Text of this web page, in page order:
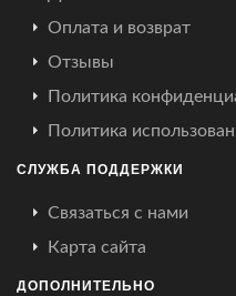
Оплата и возврат
Отзывы
Политика
Политика
СЛУЖБА ПОДДЕРЖКИ
Связаться с нами
Карта сайта
ДОПОЛНИТЕЛЬНО